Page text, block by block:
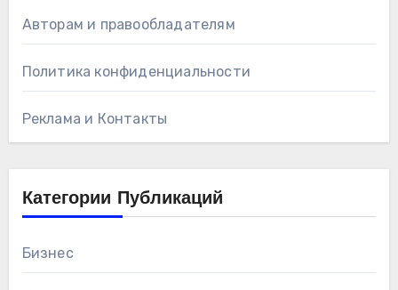
Авторам и правообладателям
Политика конфиденциальности
Реклама и Контакты
Категории Публикаций
Бизнес